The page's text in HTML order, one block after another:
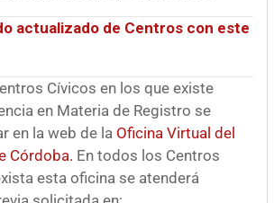
actualizado de Centros con este
Cívicos en los que existe
en Materia de Registro se
en la web de la Oficina Virtual del
Córdoba. En todos los Centros
esta oficina se atenderá